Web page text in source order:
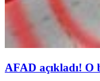
AFAD açıkladı! O